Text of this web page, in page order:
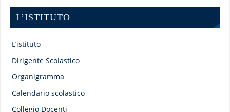
L’ISTITUTO
L’istituto
Dirigente Scolastico
Organigramma
Calendario scolastico
Collegio Docenti